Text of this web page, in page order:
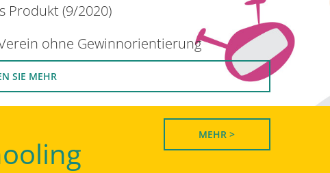
Produkt (9/2020)
ohne Gewinnorientierung
SIE MEHR
MEHR >